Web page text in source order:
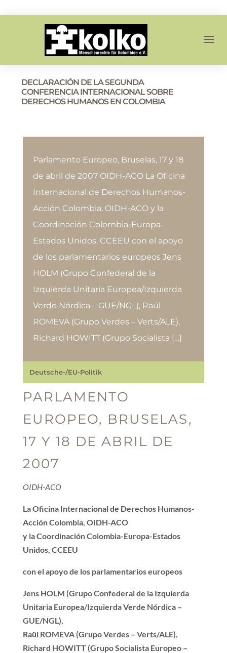
DECLARACIÓN DE LA SEGUNDA
CONFERENCIA INTERNACIONAL SOBRE
DERECHOS HUMANOS EN COLOMBIA
Parlamento Europeo, Bruselas, 17 y 18
de abril de 2007 OIDH-ACO La Oficina
Internacional de Derechos Humanos-
Acción Colombia, OIDH-ACO y la
Coordinación Colombia-Europa-
Estados Unidos, CCEEU con el apoyo
de los parlamentarios europeos Jens
HOLM (Grupo Confederal de la
Izquierda Unitaria Europea/Izquierda
Verde Nórdica – GUE/NGL), Raül
ROMEVA (Grupo Verdes – Verts/ALE),
Richard HOWITT (Grupo Socialista […]
Deutsche-/EU-Politik
PARLAMENTO
EUROPEO, BRUSELAS,
17 Y 18 DE ABRIL DE
2007
OIDH-ACO
La Oficina Internacional de Derechos Humanos-
Acción Colombia, OIDH-ACO
y la Coordinación Colombia-Europa-Estados
Unidos, CCEEU
con el apoyo de los parlamentarios europeos
Jens HOLM (Grupo Confederal de la Izquierda
Unitaria Europea/Izquierda Verde Nórdica –
GUE/NGL),
Raül ROMEVA (Grupo Verdes – Verts/ALE),
Richard HOWITT (Grupo Socialista Europeo –